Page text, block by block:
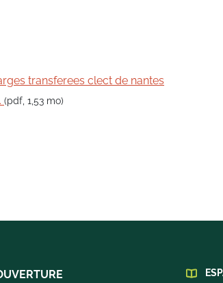
transferees clect de nantes
(pdf, 1,53 mo)